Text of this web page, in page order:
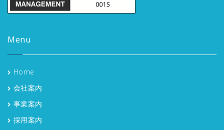
Menu
Home
会社案内
事業案内
採用案内